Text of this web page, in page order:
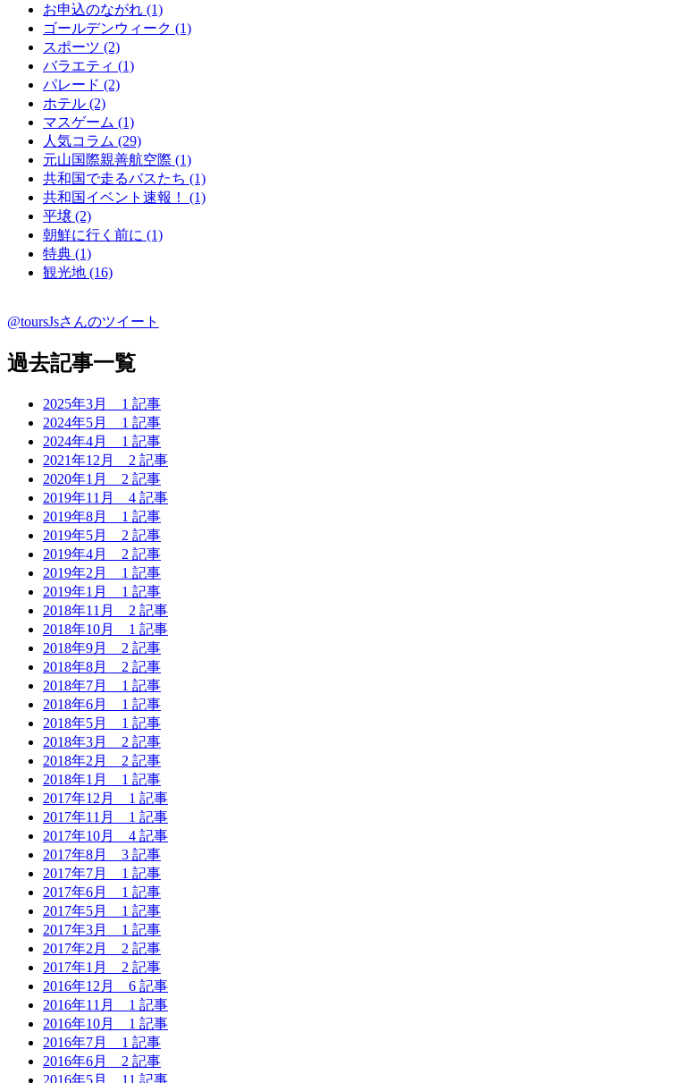
お申込のながれ (1)
ゴールデンウィーク (1)
スポーツ (2)
バラエティ (1)
パレード (2)
ホテル (2)
マスゲーム (1)
人気コラム (29)
元山国際親善航空際 (1)
共和国で走るバスたち (1)
共和国イベント速報！ (1)
平壌 (2)
朝鮮に行く前に (1)
特典 (1)
観光地 (16)
@toursJsさんのツイート
過去記事一覧
2025年3月 1 記事
2024年5月 1 記事
2024年4月 1 記事
2021年12月 2 記事
2020年1月 2 記事
2019年11月 4 記事
2019年8月 1 記事
2019年5月 2 記事
2019年4月 2 記事
2019年2月 1 記事
2019年1月 1 記事
2018年11月 2 記事
2018年10月 1 記事
2018年9月 2 記事
2018年8月 2 記事
2018年7月 1 記事
2018年6月 1 記事
2018年5月 1 記事
2018年3月 2 記事
2018年2月 2 記事
2018年1月 1 記事
2017年12月 1 記事
2017年11月 1 記事
2017年10月 4 記事
2017年8月 3 記事
2017年7月 1 記事
2017年6月 1 記事
2017年5月 1 記事
2017年3月 1 記事
2017年2月 2 記事
2017年1月 2 記事
2016年12月 6 記事
2016年11月 1 記事
2016年10月 1 記事
2016年7月 1 記事
2016年6月 2 記事